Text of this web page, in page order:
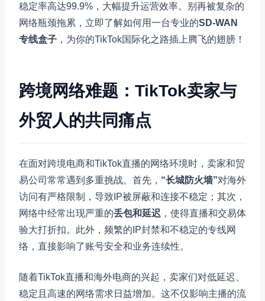
稳定率高达99.9%，大幅提升运营效率。别再被复杂的
网络瓶颈拖累，立即了解如何用一台专业的SD-WAN
专线盒子 ，为你的TikTok国际化之路插上腾飞的翅膀！
跨境网络难题：TikTok卖家与
外贸人的共同痛点
在面对跨境电商和TikTok直播的网络环境时，卖家和贸
易公司常常遇到多重挑战。首先， “长城防火墙”对海外
访问有严格限制，导致IP被屏蔽和连接不稳定；其次，
网络中经常出现严重的丢包和延迟 ，使得直播和交易体
验大打折扣。此外，频繁的IP封禁和不稳定的专线网
络，直接影响了账号安全和业务连续性。
随着TikTok直播和海外电商的兴起，卖家们对低延迟、
稳定且高速的网络需求日益增加。这不仅影响主播的流